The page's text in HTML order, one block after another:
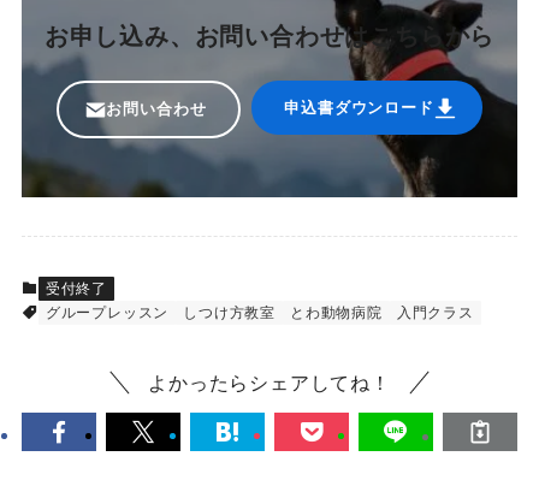
お申し込み、お問い合わせはこちらから
お問い合わせ 申込書ダウンロード
受付終了
グループレッスン
しつけ方教室 とわ動物病院 入門クラス
よかったらシェアしてね！